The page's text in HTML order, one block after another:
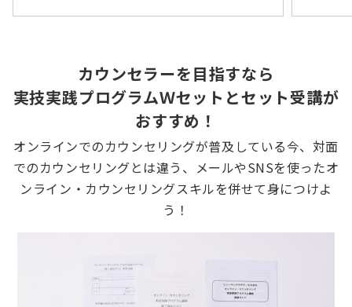
カウンセラーを目指すなら
実技実践プログラムＷセットとセット受講が
おすすめ！
オンラインでのカウンセリングが普及している今、対面
でのカウンセリングとは違う、メールやSNSを使ったオ
ンライン・カウンセリングスキルを併せて身につけよ
う！